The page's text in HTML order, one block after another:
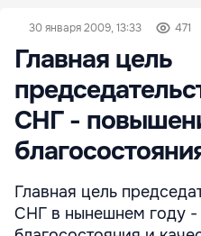
30 января 2009, 13:33 471
Главная цель
СНГ -
Главная цель
СНГ в нынешнем году